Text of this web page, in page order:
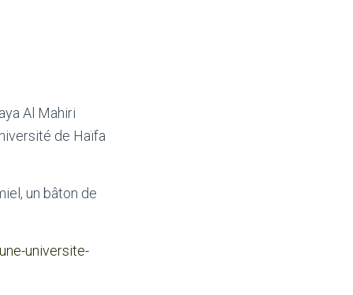
Al Mahiri
de Haïfa
un bâton de
universite-